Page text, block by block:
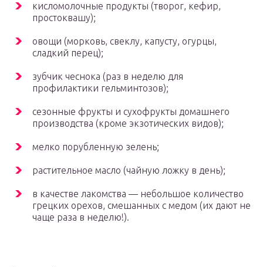
кисломолочные продукты (творог, кефир,
простоквашу);
овощи (морковь, свеклу, капусту, огурцы,
сладкий перец);
зубчик чеснока (раз в неделю для
профилактики гельминтозов);
сезонные фрукты и сухофрукты домашнего
производства (кроме экзотических видов);
мелко порубленную зелень;
растительное масло (чайную ложку в день);
в качестве лакомства — небольшое количество
грецких орехов, смешанных с медом (их дают не
чаще раза в неделю!).